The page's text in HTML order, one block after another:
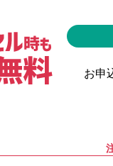
お申